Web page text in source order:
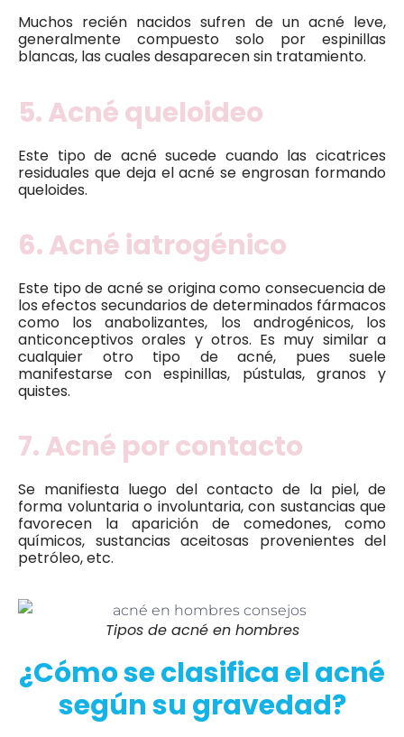
Muchos recién nacidos sufren de un acné leve,
generalmente compuesto solo por espinillas
blancas, las cuales desaparecen sin tratamiento.
5. Acné queloideo
Este tipo de acné sucede cuando las cicatrices
residuales que deja el acné se engrosan formando
queloides.
6. Acné iatrogénico
Este tipo de acné se origina como consecuencia de
los efectos secundarios de determinados fármacos
como los anabolizantes, los androgénicos, los
anticonceptivos orales y otros. Es muy similar a
cualquier otro tipo de acné, pues suele
manifestarse con espinillas, pústulas, granos y
quistes.
7. Acné por contacto
Se manifiesta luego del contacto de la piel, de
forma voluntaria o involuntaria, con sustancias que
favorecen la aparición de comedones, como
químicos, sustancias aceitosas provenientes del
petróleo, etc.
Tipos de acné en hombres
¿Cómo se clasifica el acné
según su gravedad?